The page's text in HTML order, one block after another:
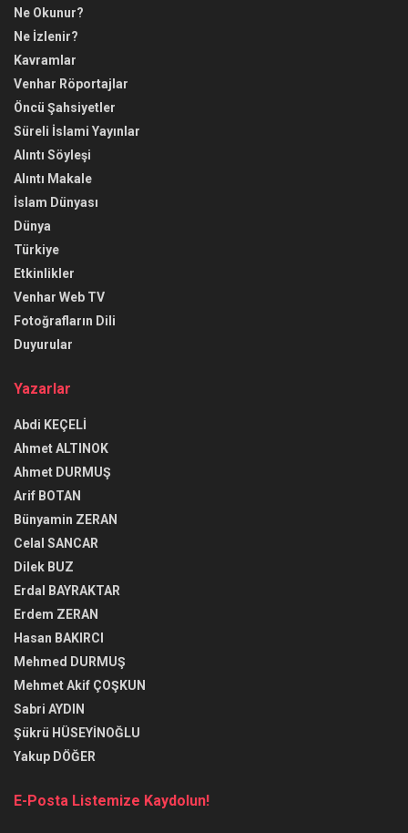
Ne Okunur?
Ne İzlenir?
Kavramlar
Venhar Röportajlar
Öncü Şahsiyetler
Süreli İslami Yayınlar
Alıntı Söyleşi
Alıntı Makale
İslam Dünyası
Dünya
Türkiye
Etkinlikler
Venhar Web TV
Fotoğrafların Dili
Duyurular
Yazarlar
Abdi KEÇELİ
Ahmet ALTINOK
Ahmet DURMUŞ
Arif BOTAN
Bünyamin ZERAN
Celal SANCAR
Dilek BUZ
Erdal BAYRAKTAR
Erdem ZERAN
Hasan BAKIRCI
Mehmed DURMUŞ
Mehmet Akif ÇOŞKUN
Sabri AYDIN
Şükrü HÜSEYİNOĞLU
Yakup DÖĞER
E-Posta Listemize Kaydolun!